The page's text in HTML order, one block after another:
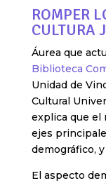
ROMPER
CULTURA
Áurea que
Biblioteca
Unidad de
Cultural
explica que el
ejes
demográfico,
El aspecto